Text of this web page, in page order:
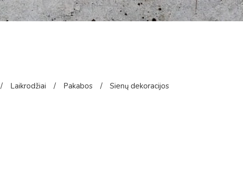
/ Laikrodžiai / Pakabos / Sienų dekoracijos